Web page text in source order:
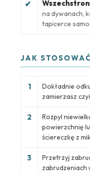
✔
na dywanach,
tapicerce
JAK
1
Dokładnie
zamierzasz
2
Rozpyl
powierzchnię
ściereczkę z
3
Przetrzyj
zabrudzeniach